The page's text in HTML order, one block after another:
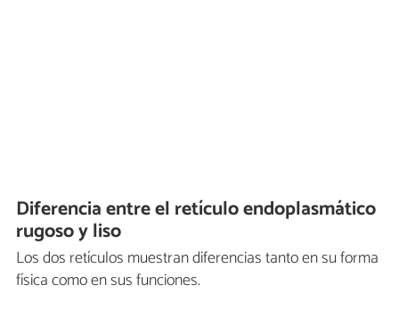
Diferencia entre el retículo endoplasmático
rugoso y liso
Los dos retículos muestran diferencias tanto en su forma
física como en sus funciones.